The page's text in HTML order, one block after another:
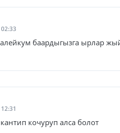
баардыгызга ырлар
кочуруп алса болот